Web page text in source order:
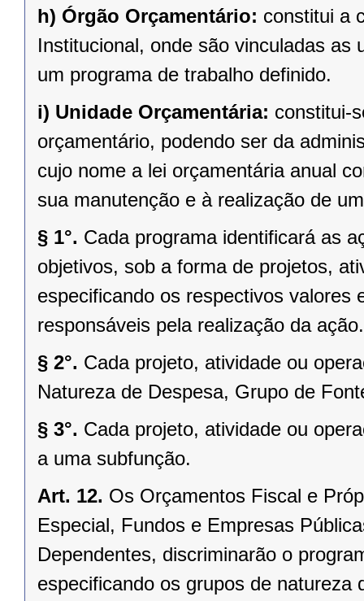
h) Órgão Orçamentário: constitui a
Institucional, onde são vinculadas as
um programa de trabalho definido.
i) Unidade Orçamentária: constitui-
orçamentário, podendo ser da
cujo nome a lei orçamentária anual
sua manutenção e à realização de
§ 1°. Cada programa identificará as
objetivos, sob a forma de projetos,
especificando os respectivos valores
responsáveis pela realização da ação.
§ 2°. Cada projeto, atividade ou
Natureza de Despesa, Grupo de
§ 3°. Cada projeto, atividade ou
a uma subfunção.
Art. 12. Os Orçamentos Fiscal e
Especial, Fundos e Empresas
Dependentes, discriminarão o
especificando os grupos de